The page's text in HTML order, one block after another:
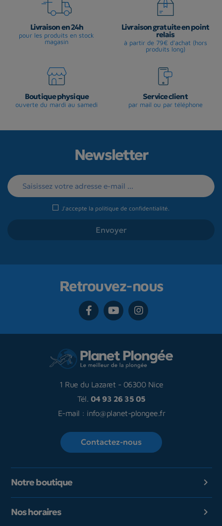
Livraison en 24h
pour les produits en stock
magasin
Livraison gratuite en point
relais
à partir de 79€ d'achat (hors
produits long)
Boutique physique
ouverte du mardi au samedi
Service client
par mail ou par téléphone
Newsletter
J'accepte la politique de confidentialité
Retrouvez-nous
1 Rue du Lazaret - 06300 Nice
Tél. 04 93 26 35 05
E-mail : info@planet-plongee.fr
Contactez-nous
Notre boutique 
Nos horaires 